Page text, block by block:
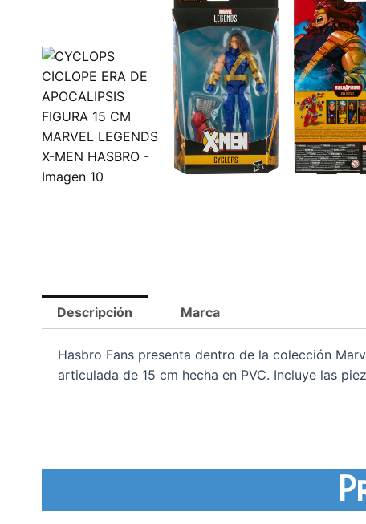
Descripción Marca
Hasbro Fans presenta dentro de la colección
articulada de 15 cm hecha en PVC. Incluye las